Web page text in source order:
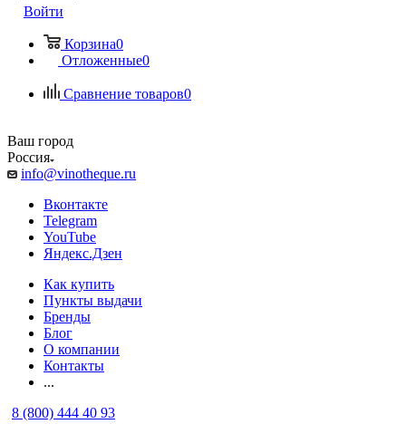
Войти
Корзина0
Отложенные0
Сравнение товаров0
Ваш город
Россия
info@vinotheque.ru
Вконтакте
Telegram
YouTube
Яндекс.Дзен
Как купить
Пункты выдачи
Бренды
Блог
О компании
Контакты
...
8 (800) 444 40 93